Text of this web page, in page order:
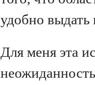
удобно
Для меня эта